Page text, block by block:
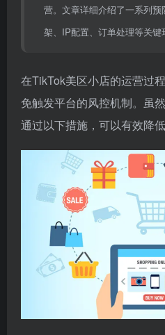
营。文章详细介绍了一系列
架、IP配置、订单处理等关键
在TikTok美区小店的运营过
免触发平台的风控机制。虽
通过以下措施，可以有效降